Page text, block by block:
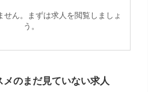
せん。まずは求人を閲覧しましょ
う。
メのまだ見ていない求人